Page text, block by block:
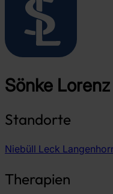
Sönke
Standorte
Niebüll Leck
Therapien